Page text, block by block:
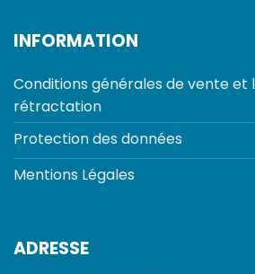
INFORMATION
Conditions générales de vente et
rétractation
Protection des données
Mentions Légales
ADRESSE